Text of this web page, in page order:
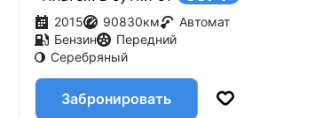
2015 90830км
Автомат
Бензин
Передний
Серебряный
Забронировать